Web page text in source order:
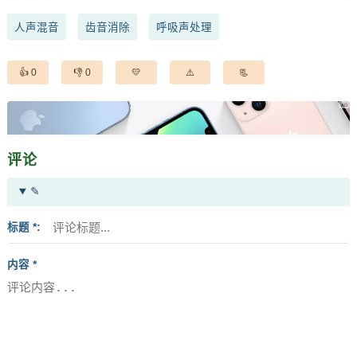
人声混音 齿音消除 呼吸声处理
0 0
评论
✎
标题 *
内容 *